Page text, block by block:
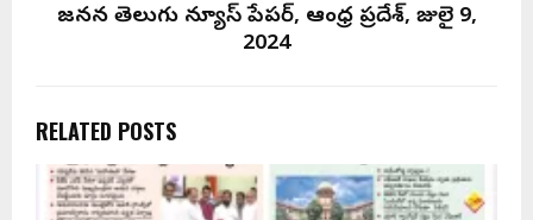
జనసేన తెలుగు న్యూస్ పేపర్, ఆంధ్ర ప్రదేశ్, జులై 9,
2024
RELATED POSTS